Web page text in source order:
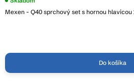
Mexen - Q40 sprchový set s hornou
Do košíka